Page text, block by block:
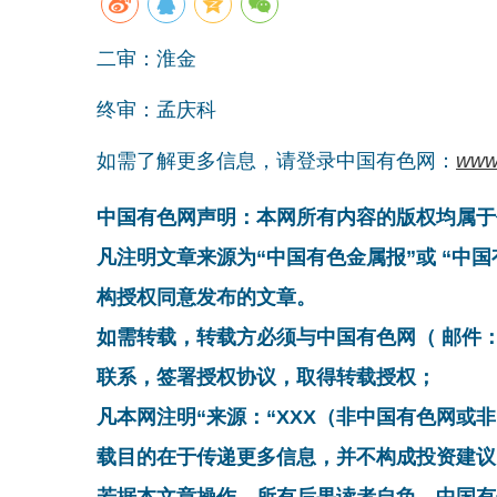
二审：淮金
终审：孟庆科
如需了解更多信息，请登录中国有色网：
中国有色网声明：本网所有内容的版权均属
凡注明文章来源为“中国有色金属报”或 “中
构授权同意发布的文章。
如需转载，转载方必须与中国有色网（ 邮
联系，签署授权协议，取得转载授权；
凡本网注明“来源：“XXX（非中国有色网或
载目的在于传递更多信息，并不构成投资建